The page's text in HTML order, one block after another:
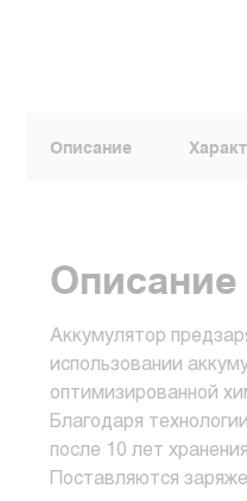
Описание
Описание
Аккумулятор
использовании
оптимизированной
Благодаря
после 10 лет
Поставляются